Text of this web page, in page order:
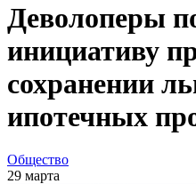
Деволоперы
инициативу
сохранении
ипотечных
Общество
29 марта